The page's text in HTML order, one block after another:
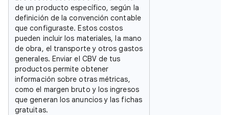
de un producto específico, según la
definición de la convención contable
que configuraste. Estos costos
pueden incluir los materiales, la mano
de obra, el transporte y otros gastos
generales. Enviar el CBV de tus
productos permite obtener
información sobre otras métricas,
como el margen bruto y los ingresos
que generan los anuncios y las fichas
gratuitas.